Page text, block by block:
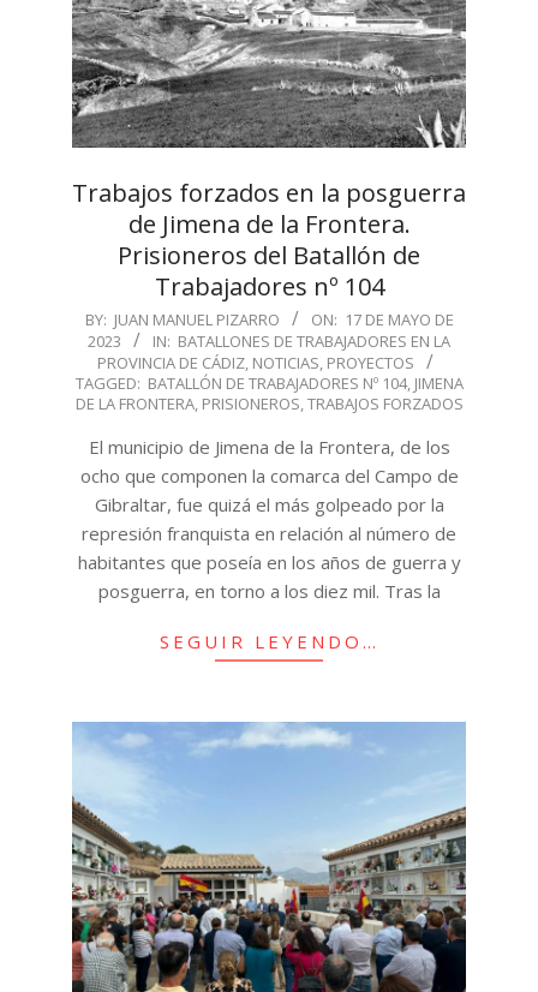
Trabajos forzados en la posguerra
de Jimena de la Frontera.
Prisioneros del Batallón de
Trabajadores nº 104
2023-
05-
17
BY: JUAN MANUEL PIZARRO ON: 17 DE MAYO DE
2023
IN: BATALLONES DE TRABAJADORES EN LA
PROVINCIA DE CÁDIZ, NOTICIAS, PROYECTOS
TAGGED: BATALLÓN DE TRABAJADORES Nº 104, JIMENA
DE LA FRONTERA, PRISIONEROS,TRABAJOS FORZADOS
El municipio de Jimena de la Frontera, de los
ocho que componen la comarca del Campo de
Gibraltar, fue quizá el más golpeado por la
represión franquista en relación al número de
habitantes que poseía en los años de guerra y
posguerra, en torno a los diez mil. Tras la
SEGUIR LEYENDO…